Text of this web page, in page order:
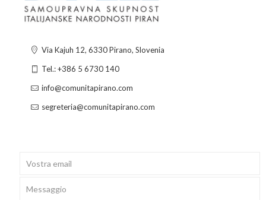
Via Kajuh 12, 6330 Pirano, Slovenia
Tel.: +386 5 6730 140
info@comunitapirano.com
segreteria@comunitapirano.com